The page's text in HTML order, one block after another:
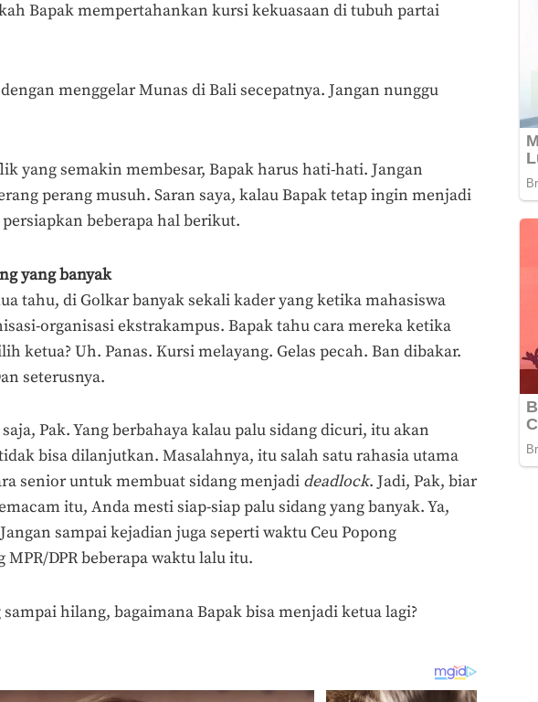
Bapak mempertahankan kursi kekuasaan di tubuh partai
menggelar Munas di Bali secepatnya. Jangan nunggu
yang semakin membesar, Bapak harus hati-hati. Jangan
perang musuh. Saran saya, kalau Bapak tetap ingin menjadi
beberapa hal berikut.
yang banyak
tahu, di Golkar banyak sekali kader yang ketika mahasiswa
organisasi ekstrakampus. Bapak tahu cara mereka ketika
ketua? Uh. Panas. Kursi melayang. Gelas pecah. Ban dibakar.
seterusnya.
Pak. Yang berbahaya kalau palu sidang dicuri, itu akan
bisa dilanjutkan. Masalahnya, itu salah satu rahasia utama
senior untuk membuat sidang menjadi deadlock. Jadi, Pak, biar
itu, Anda mesti siap-siap palu sidang yang banyak. Ya,
sampai kejadian juga seperti waktu Ceu Popong
DPR beberapa waktu lalu itu.
hilang, bagaimana Bapak bisa menjadi ketua lagi?